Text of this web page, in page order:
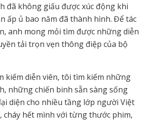
đã không giấu được xúc động khi
ấp ủ bao năm đã thành hình. Để tác
anh mong mỏi tìm được những diễn
tải trọn vẹn thông điệp của bộ
kiếm diễn viên, tôi tìm kiếm những
những chiến binh sẵn sàng sống
diện cho nhiều tầng lớp người Việt
cháy hết mình với từng thước phim,